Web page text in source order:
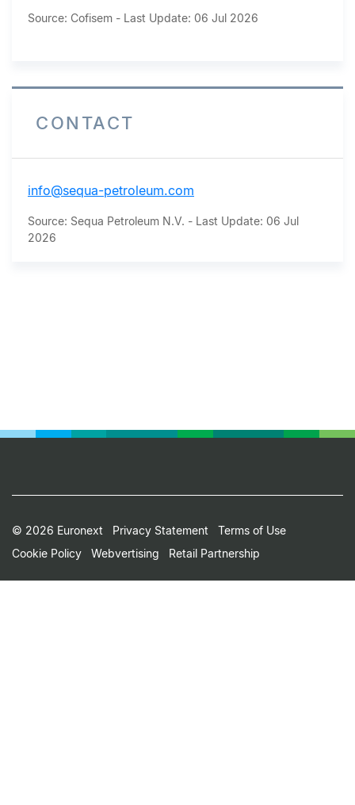
Source: Cofisem - Last Update: 06 Jul 2026
CONTACT
info@sequa-petroleum.com
Source: Sequa Petroleum N.V. - Last Update: 06 Jul
2026
Footer
Small
Print
© 2026 Euronext Privacy Statement
Terms of Use
Cookie Policy
Webvertising Retail Partnership